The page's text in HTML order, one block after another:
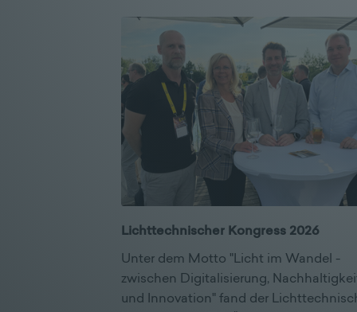
Lichttechnischer Kongress 2026
Unter dem Motto "Licht im Wandel -
zwischen Digitalisierung,
und Innovation" fand der